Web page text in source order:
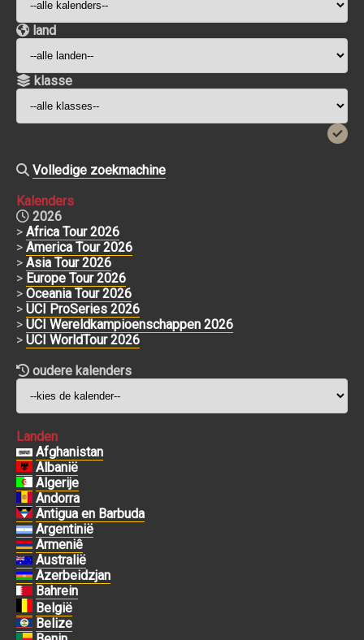
land
klasse
Volledige zoekmachine
Kalenders
2026
> Africa Tour 2026
> America Tour 2026
> Asia Tour 2026
> Europe Tour 2026
> Oceania Tour 2026
> UCI ProSeries 2026
> UCI Wereldkampioenschappen 2026
> UCI WorldTour 2026
oudere kalenders
Landen
Afghanistan
Albanië
Algerije
Andorra
Antigua en Barbuda
Argentinië
Armeniê
Australië
Azerbeidzjan
Bahrein
België
Belize